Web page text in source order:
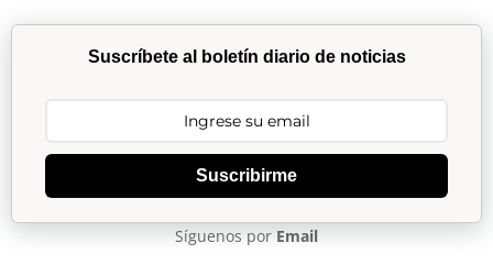
Suscríbete al boletín diario de noticias
Suscribirme
Síguenos por Email